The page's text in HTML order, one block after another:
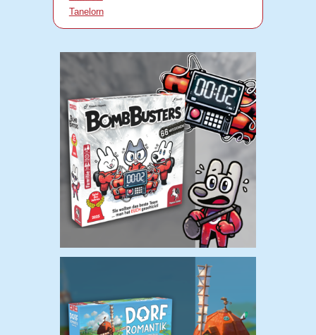
Tanelorn